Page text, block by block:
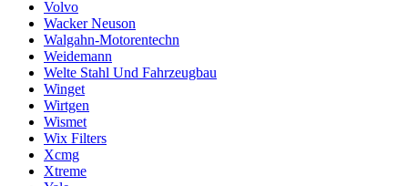
Volvo
Wacker Neuson
Walgahn-Motorentechn
Weidemann
Welte Stahl Und Fahrzeugbau
Winget
Wirtgen
Wismet
Wix Filters
Xcmg
Xtreme